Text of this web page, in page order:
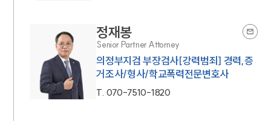
정재봉
Senior Partner Attorney
의정부지검 부장검사[강력범죄] 경력,증
거조사/형사/학교폭력전문변호사
T. 070-7510-1820